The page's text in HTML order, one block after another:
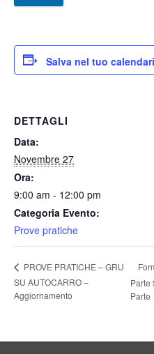
Salva nel tuo
DETTAGLI
Data:
Novembre 27
Ora:
9:00 am - 12:00 pm
Categoria Evento:
Prove pratiche
PROVE PRATICHE – GRU
SU AUTOCARRO –
Aggiornamento
Parte
Parte